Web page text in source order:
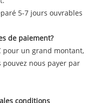
5-7 jours ouvrables
de paiement?
pour un grand montant,
nous payer par
conditions